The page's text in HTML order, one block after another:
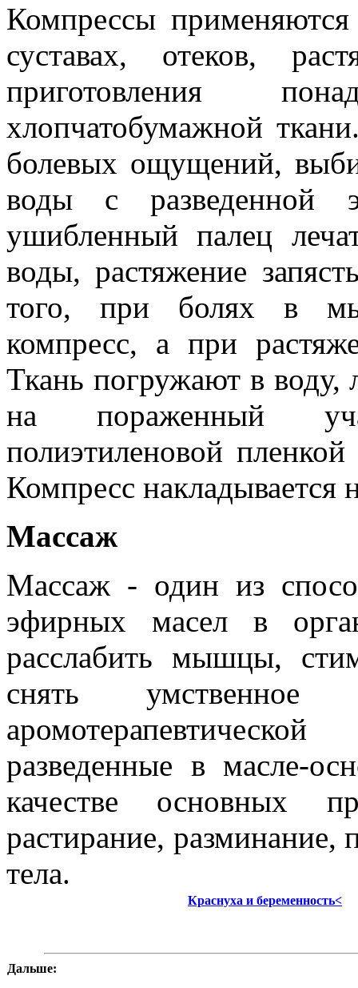
Компрессы
суставах, отеков,
приготовления
хлопчатобумажной
болевых ощущений,
воды с разведенной
ушибленный палец
воды, растяжение
того, при болях в
компресс, а при
Ткань погружают в воду,
на пораженный
полиэтиленовой
Компресс накладывается
Массаж
Массаж - один из
эфирных масел в
расслабить мышцы,
снять
разведенные в масле-
качестве основных
растирание, разминание,
тела.
Краснуха и беременность<
Дальше: